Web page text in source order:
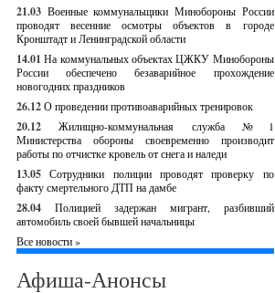
21.03 Военные коммунальщики Минобороны России
проводят весенние осмотры объектов в городе
Кронштадт и Ленинградской области
14.01 На коммунальных объектах ЦЖКУ Минобороны
России обеспечено безаварийное прохождение
новогодних праздников
26.12О проведении противоаварийных тренировок
20.12
Жилищно-коммунальная служба №1
Министерства обороны своевременно производит
работы по отчистке кровель от снега и наледи
13.05 Сотрудники полиции проводят проверку по
факту смертельного ДТП на дамбе
28.04
Полицией задержан мигрант, разбивший
автомобиль своей бывшей начальницы
Все новости »
Афиша-Анонсы